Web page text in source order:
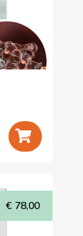
+
€ 78,00